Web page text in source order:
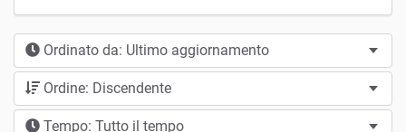
Ordinato da: Ultimo aggiornamento
Ordine: Discendente
Tempo: Tutto il tempo